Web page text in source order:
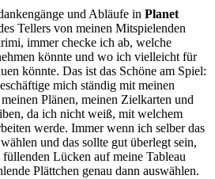
und Abläufe in Planet
Tellers von meinen Mitspielenden
immer checke ich ab, welche
könnte und wo ich vielleicht für
könnte. Das ist das Schöne am Spiel:
mich ständig mit meinen
Plänen, meinen Zielkarten und
da ich nicht weiß, mit welchem
werde. Immer wenn ich selber das
und das sollte gut überlegt sein,
Lücken auf meine Tableau
Plättchen genau dann auswählen.